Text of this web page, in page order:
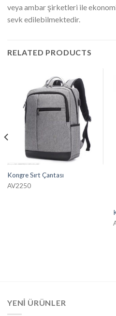
veya ambar şirketleri ile
sevk edilebilmektedir.
RELATED PRODUCTS
Kongre Sırt Çantası
AV2250
YENI ÜRÜNLER